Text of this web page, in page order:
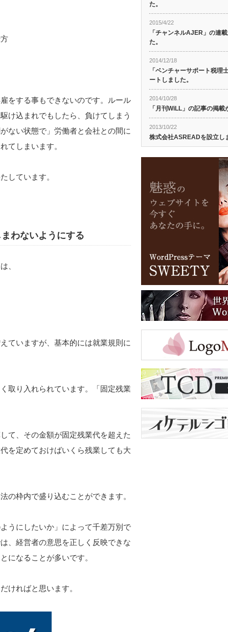
をする事もできないのです。ルール
け込まれでもしたら、負けてしまう
ない状態で」労働者と会社との間に
てしまいます。
しています。
わないようにする
、
ていますが、基本的には就業規則に
取り入れられています。「固定残業
て、その金額が固定残業代を超えた
を定めておけばいくら残業しても大
の枠内で盛り込むことができます。
うにしたいか」によって千差万別で
、経営者の意思を正しく反映できな
になることが多いです。
ければと思います。
た。
2015/4/22
「チャンネルAJER」の連
た。
2014/12/18
「ベンチャーサポート税理
ートしました。
2014/10/28
「月刊WiLL」の記事の掲載
2013/10/22
株式会社ASREADを設立し